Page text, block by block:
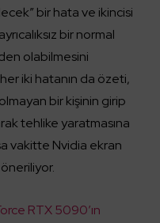
bir hata ve ikincisi
bir normal
olabilmesini
iki hatanın da özeti,
bir kişinin girip
tehlike yaratmasına
vakitte Nvidia ekran
RTX 5090’ın